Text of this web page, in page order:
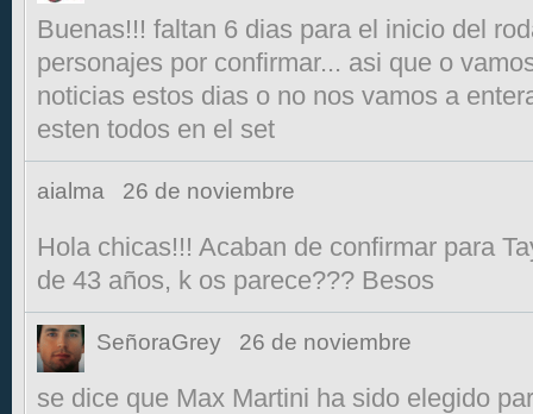
Buenas!!! faltan 6 dias para el inicio del
personajes por confirmar... asi que o
noticias estos dias o no nos vamos a
esten todos en el set
aialma 26 de noviembre
Hola chicas!!! Acaban de confirmar para
de 43 años, k os parece??? Besos
SeñoraGrey 26 de noviembre
se dice que Max Martini ha sido elegido